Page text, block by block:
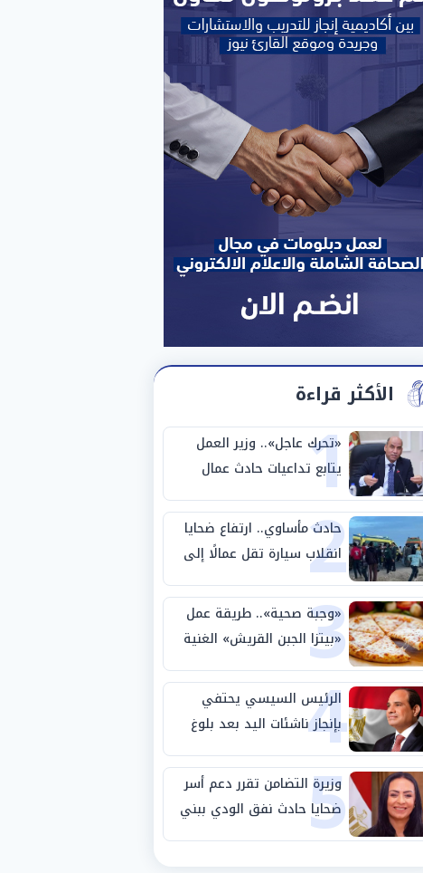
الأكثر قراءة
1
«تحرك عاجل».. وزير العمل
يتابع تداعيات حادث عمال
طريق بني سويف الصحراوي
2
حادث مأساوي.. ارتفاع ضحايا
انقلاب سيارة تقل عمالًا إلى
14 شخصًا
3
«وجبة صحية».. طريقة عمل
«بيتزا الجبن القريش» الغنية
بالبروتين
4
الرئيس السيسي يحتفي
بإنجاز ناشئات اليد بعد بلوغ
نصف نهائي كأس العالم
5
وزيرة التضامن تقرر دعم أسر
ضحايا حادث نفق الودي ببني
سويف